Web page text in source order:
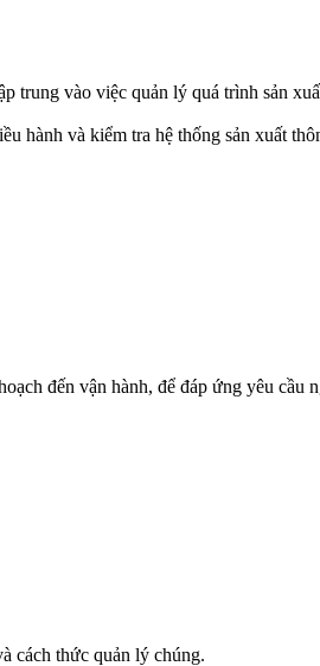
vào việc quản lý quá trình sản
và kiểm tra hệ thống sản xuất
đến vận hành, để đáp ứng yêu cầu
cách thức quản lý chúng.